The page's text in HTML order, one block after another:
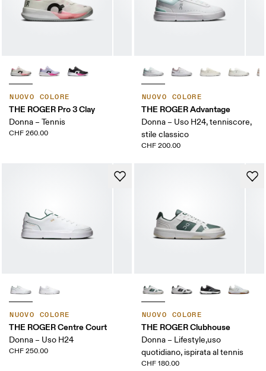
NUOVO COLORE
THE ROGER Pro 3 Clay
Donna – Tennis
CHF 260.00
NUOVO COLORE
THE ROGER Advantage
Donna – Uso H24, tenniscore,
stile classico
CHF 200.00
NUOVO COLORE
THE ROGER Centre Court
Donna – Uso H24
CHF 250.00
NUOVO COLORE
THE ROGER Clubhouse
Donna – Lifestyle,uso
quotidiano, ispirata al tennis
CHF 180.00